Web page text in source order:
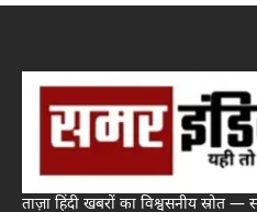
ताज़ा हिंदी खबरों का विश्वसनीय स्रोत —